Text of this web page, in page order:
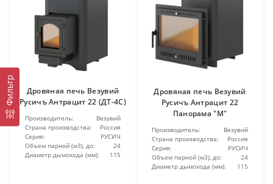
Фильтр
Дровяная печь Везувий
Русичъ Антрацит 22 (ДТ-4С)
Производитель:
Везувий
Страна производства:
Россия
Серия:
РУСИЧ
Объем парной (м3), до:
24
Диаметр дымохода (мм):
115
Дровяная печь Везувий
Русичъ Антрацит 22
Панорама "М"
Производитель:
Везувий
Страна производства:
Россия
Серия:
РУСИЧ
Объем парной (м3), до:
24
Диаметр дымохода (мм):
115